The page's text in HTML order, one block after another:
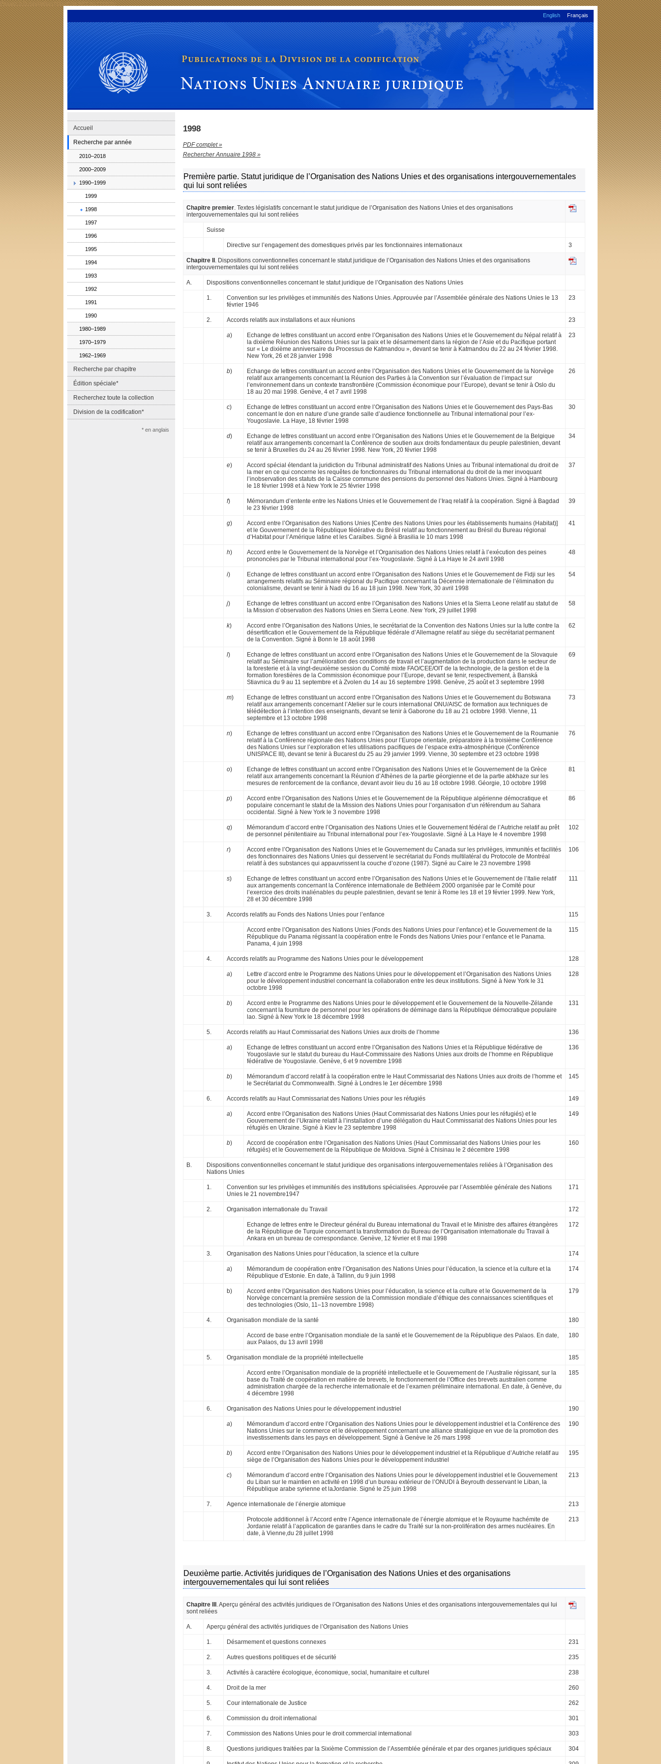
Passer à la navigation principaleAller au contenu
English Français
Publications de la Division de la codification: Nations Unies Annuaire juridique
Accueil
Recherche par année
2010–2018
2000–2009
1990–1999
1999
1998
1997
1996
1995
1994
1993
1992
1991
1990
1980–1989
1970–1979
1962–1969
Recherche par chapitre
Édition spéciale*
Recherchez toute la collection
Division de la codification*
* en anglais
1998
PDF complet »
Rechercher Annuaire 1998 »
Première partie. Statut juridique de l’Organisation des Nations Unies et des organisations intergouvernementales
qui lui sont reliées
Chapitre premier. Textes législatifs concernant le statut juridique de l’Organisation des Nations Unies et des organisations
intergouvernementales qui lui sont reliées
Suisse
Directive sur l’engagement des domestiques privés par les fonctionnaires internationaux 3
Chapitre II . Dispositions conventionnelles concernant le statut juridique de l’Organisation des Nations Unies et des organisations
intergouvernementales qui lui sont reliées
A. Dispositions conventionnelles concernant le statut juridique de l’Organisation des Nations Unies
1.
Convention sur les privilèges et immunités des Nations Unies. Approuvée par l’Assemblée générale des Nations Unies le 13
février 1946
23
2. Accords relatifs aux installations et aux réunions 23
a)
Echange de lettres constituant un accord entre l’Organisation des Nations Unies et le Gouvernement du Népal relatif à
la dixième Réunion des Nations Unies sur la paix et le désarmement dans la région de l’Asie et du Pacifique portant
sur « Le dixième anniversaire du Processus de Katmandou », devant se tenir à Katmandou du 22 au 24 février 1998.
New York, 26 et 28 janvier 1998
23
b)
Echange de lettres constituant un accord entre l’Organisation des Nations Unies et le Gouvernement de la Norvège
relatif aux arrangements concernant la Réunion des Parties à la Convention sur l’évaluation de l’impact sur
l’environnement dans un contexte transfrontière (Commission économique pour l’Europe), devant se tenir à Oslo du
18 au 20 mai 1998. Genève, 4 et 7 avril 1998
26
c)
Echange de lettres constituant un accord en­tre l’Organisation des Nations Unies et le Gouvernement des Pays-Bas
concernant le don en nature d’une grande salle d’audience fonctionnelle au Tribunal international pour l’ex-
Yougoslavie. La Haye, 18 février 1998
30
d)
Echange de lettres constituant un accord entre l’Organisation des Nations Unies et le Gouvernement de la Belgique
relatif aux arran­gements concernant la Conférence de soutien aux droits fondamentaux du peuple pales­tinien, devant
se tenir à Bruxelles du 24 au 26 février 1998. New York, 20 février 1998
34
e)
Accord spécial étendant la juridiction du Tribunal administratif des Nations Unies au Tribunal international du droit de
la mer en ce qui concerne les requêtes de fonctionnaires du Tribunal international du droit de la mer invoquant
l’inobservation des statuts de la Caisse commune des pensions du person­nel des Nations Unies. Signé à Hambourg
le 18 février 1998 et à New York le 25 février 1998
37
f)
Mémorandum d’entente entre les Nations Unies et le Gouvernement de l’Iraq relatif à la coopération. Signé à Bagdad
le 23 février 1998
39
g)
Accord entre l’Organisation des Nations Unies [Centre des Nations Unies pour les éta­blissements humains (Habitat)]
et le Gouver­nement de la République fédérative du Brésil relatif au fonctionnement au Brésil du Bureau régional
d’Habitat pour l’Amérique latine et les Caraïbes. Signé à Brasilia le 10 mars 1998
41
h)
Accord entre le Gouvernement de la Norvège et l’Organisation des Nations Unies relatif à l’exécution des peines
prononcées par le Tribunal international pour l’ex-Yougoslavie. Signé à La Haye le 24 avril 1998
48
i)
Echange de lettres constituant un accord en­tre l’Organisation des Nations Unies et le Gouvernement de Fidji sur les
arrangements relatifs au Séminaire régional du Pacifique concernant la Décennie internationale de l’élimination du
colonialisme, devant se te­nir à Nadi du 16 au 18 juin 1998. New York, 30 avril 1998
54
j)
Echange de lettres constituant un accord entre l’Organisation des Nations Unies et la Sierra Leone relatif au statut de
la Mission d’observation des Nations Unies en Sierra Leone. New York, 29 juillet 1998
58
k)
Accord entre l’Organisation des Nations Unies, le secrétariat de la Convention des Nations Unies sur la lutte contre la
désertification et le Gouvernement de la République fédérale d’Allemagne relatif au siège du se­crétariat permanent
de la Convention. Signé à Bonn le 18 août 1998
62
l)
Echange de lettres constituant un accord entre l’Organisation des Nations Unies et le Gou­vernement de la Slovaquie
relatif au Sémi­naire sur l’amélioration des conditions de tra­vail et l’augmentation de la production dans le secteur de
la foresterie et à la vingt-deuxième session du Comité mixte FAO/CEE/OIT de la technologie, de la gestion et de la
formation forestières de la Commission économique pour l’Europe, devant se tenir, respective­ment, à Banská
Stiavnica du 9 au 11 septem­bre et à Zvolen du 14 au 16 septembre 1998. Genève, 25 août et 3 septembre 1998
69
m)
Echange de lettres constituant un accord entre l’Organisation des Nations Unies et le Gouvernement du Botswana
relatif aux arrangements concernant l’Atelier sur le cours international ONU/AISC de formation aux techniques de
télédétection à l’intention des enseignants, devant se tenir à Gaborone du 18 au 21 octobre 1998. Vienne, 11
septembre et 13 octobre 1998
73
n)
Echange de lettres constituant un accord entre l’Organisation des Nations Unies et le Gouvernement de la Roumanie
relatif à la Conférence régionale des Nations Unies pour l’Europe orientale, préparatoire à la troisième Conférence
des Nations Unies sur l’exploration et les utilisations pacifiques de l’espace extra-atmosphérique (Conférence
UNISPACE III), devant se tenir à Bucarest du 25 au 29 janvier 1999. Vienne, 30 septembre et 23 octobre 1998
76
o)
Echange de lettres constituant un accord entre l’Organisation des Nations Unies et le Gouvernement de la Grèce
relatif aux arrange­ments concernant la Réunion d’Athènes de la partie géorgienne et de la partie abkhaze sur les
mesures de renforcement de la confiance, devant avoir lieu du 16 au 18 octobre 1998. Géorgie, 10 octobre 1998
81
p)
Accord entre l’Organisation des Nations Unies et le Gouvernement de la République algérienne démocratique et
populaire con­cernant le statut de la Mission des Nations Unies pour l’organisation d’un référendum au Sahara
occidental. Signé à New York le 3 novembre 1998
86
q)
Mémorandum d’accord entre l’Organisation des Nations Unies et le Gouvernement fédé­ral de l’Autriche relatif au prêt
de personnel pénitentiaire au Tribunal international pour l’ex-Yougoslavie. Signé à La Haye le 4 novembre 1998
102
r)
Accord entre l’Organisation des Nations Unies et le Gouvernement du Canada sur les privilèges, immunités et facilités
des fonctionnaires des Nations Unies qui desservent le secrétariat du Fonds multilatéral du Protocole de Montréal
relatif à des substances qui appauvrissent la couche d’ozone (1987). Signé au Caire le 23 novembre 1998
106
s)
Echange de lettres constituant un accord en­tre l’Organisation des Nations Unies et le Gouvernement de l’Italie relatif
aux arrange­ments concernant la Conférence internatio­nale de Bethléem 2000 organisée par le Co­mité pour
l’exercice des droits inaliénables du peuple palestinien, devant se tenir à Rome les 18 et 19 février 1999. New York,
28 et 30 décembre 1998
111
3. Accords relatifs au Fonds des Nations Unies pour l’enfance 115
Accord entre l’Organisation des Nations Unies (Fonds des Nations Unies pour l’enfance) et le Gouvernement de la
République du Panama régissant la coopération entre le Fonds des Nations Unies pour l’enfance et le Panama.
Panama, 4 juin 1998
115
4. Accords relatifs au Programme des Nations Unies pour le développement 128
a)
Lettre d’accord entre le Programme des Na­tions Unies pour le développement et l’Organisation des Nations Unies
pour le dévelop­pement industriel concernant la collaboration entre les deux institutions. Signé à New York le 31
octobre 1998
128
b)
Accord entre le Programme des Nations Unies pour le développement et le Gouver­nement de la Nouvelle-Zélande
concernant la fourniture de personnel pour les opéra­tions de déminage dans la République démo­cratique populaire
lao. Signé à New York le 18 décembre 1998
131
5. Accords relatifs au Haut Commissariat des Nations Unies aux droits de l’homme 136
a)
Echange de lettres constituant un accord en­tre l’Organisation des Nations Unies et la République fédérative de
Yougoslavie sur le statut du bureau du Haut-Commissaire des Nations Unies aux droits de l’homme en Ré­publique
fédérative de Yougoslavie. Genève, 6 et 9 novembre 1998
136
b)
Mémorandum d’accord relatif à la coopéra­tion entre le Haut Commissariat des Nations Unies aux droits de l’homme et
le Secréta­riat du Commonwealth. Signé à Londres le 1er décembre 1998
145
6. Accords relatifs au Haut Commissariat des Nations Unies pour les réfugiés 149
a)
Accord entre l’Organisation des Nations Unies (Haut Commissariat des Nations Unies pour les réfugiés) et le
Gouvernement de l’Ukraine relatif à l’installation d’une dé­légation du Haut Commissariat des Nations Unies pour les
réfugiés en Ukraine. Signé à Kiev le 23 septembre 1998
149
b)
Accord de coopération entre l’Organisation des Nations Unies (Haut Commissariat des Nations Unies pour les
réfugiés) et le Gou­vernement de la République de Moldova. Signé à Chisinau le 2 décembre 1998
160
B.
Dispositions conventionnelles concernant le statut juridique des organisations intergouvernementales reliées à l’Organisation des
Nations Unies
1.
Convention sur les privilèges et immunités des institutions spécialisées. Approuvée par l’Assemblée générale des Nations
Unies le 21 novembre1947
171
2. Organisation internationale du Travail 172
Echange de lettres entre le Directeur général du Bureau international du Travail et le Ministre des affaires étrangères
de la République de Turquie concernant la transformation du Bureau de l’Organisation internationale du Travail à
Ankara en un bureau de correspondance. Genève, 12 février et 8 mai 1998
172
3. Organisation des Nations Unies pour l’éducation, la science et la culture 174
a)
Mémorandum de coopération entre l’Organisation des Nations Unies pour l’éducation, la science et la culture et la
République d’Estonie. En date, à Tallinn, du 9 juin 1998
174
b)
Accord entre l’Organisation des Nations Unies pour l’éducation, la science et la cul­ture et le Gouvernement de la
Norvège con­cernant la première session de la Commis­sion mondiale d’éthique des connaissances scientifiques et
des technologies (Oslo, 11–13 novembre 1998)
179
4. Organisation mondiale de la santé 180
Accord de base entre l’Organisation mondiale de la santé et le Gouvernement de la République des Palaos. En date,
aux Palaos, du 13 avril 1998
180
5. Organisation mondiale de la propriété intellectuelle 185
Accord entre l’Organisation mondiale de la pro­priété intellectuelle et le Gouvernement de l’Australie régissant, sur la
base du Traité de coopéra­tion en matière de brevets, le fonctionnement de l’Office des brevets australien comme
administration chargée de la recherche internationale et de l’examen préliminaire international. En date, à Genève, du
4 décembre 1998
185
6. Organisation des Nations Unies pour le développement industriel 190
a)
Mémorandum d’accord entre l’Organisation des Nations Unies pour le développement in­dustriel et la Conférence des
Nations Unies sur le commerce et le développement con­cernant une alliance stratégique en vue de la promotion des
investissements dans les pays en développement. Signé à Genève le 26 mars 1998
190
b)
Accord entre l’Organisation des Nations Unies pour le développement industriel et la République d’Autriche relatif au
siège de l’Organisation des Nations Unies pour le développement industriel
195
c)
Mémorandum d’accord entre l’Organisation des Nations Unies pour le développement industriel et le Gouvernement
du Liban sur le maintien en activité en 1998 d’un bureau extérieur de l’ONUDI à Beyrouth desservant le Liban, la
République arabe syrienne et laJordanie. Signé le 25 juin 1998
213
7. Agence internationale de l’énergie atomique 213
Protocole additionnel à l’Accord entre l’Agence internationale de l’énergie atomique et le Royaume hachémite de
Jordanie relatif à l’application de garanties dans le cadre du Traité sur la non-prolifération des armes nucléaires. En
date, à Vienne,du 28 juillet 1998
213
Deuxième partie. Activités juridiques de l’Organisation des Nations Unies et des organisations
intergouvernementales qui lui sont reliées
Chapitre III. Aperçu général des activités juridiques de l’Organisation des Nations Unies et des organisations intergouvernementales qui lui
sont reliées
A. Aperçu général des activités juridiques de l’Organisation des Nations Unies
1. Désarmement et questions connexes 231
2. Autres questions politiques et de sécurité 235
3. Activités à caractère écologique, économique, social, humanitaire et culturel 238
4. Droit de la mer 260
5. Cour internationale de Justice 262
6. Commission du droit international 301
7. Commission des Nations Unies pour le droit commercial international 303
8. Questions juridiques traitées par la Sixième Commission de l’Assemblée générale et par des organes juridiques spéciaux 304